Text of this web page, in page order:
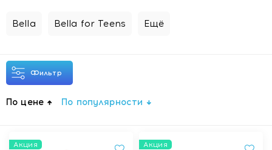
Bella Bella for Teens Ещё
Фильтр
По цене По популярности
Акция Акция